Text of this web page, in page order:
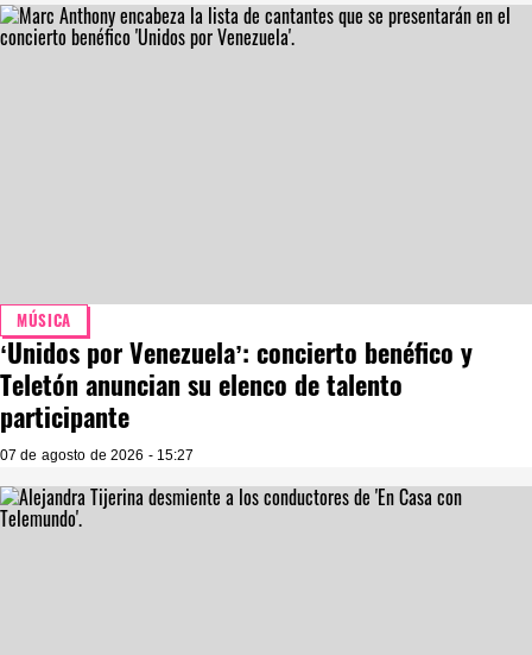
MÚSICA
‘Unidos por Venezuela’: concierto benéfico y
Teletón anuncian su elenco de talento
participante
07 de agosto de 2026 - 15:27